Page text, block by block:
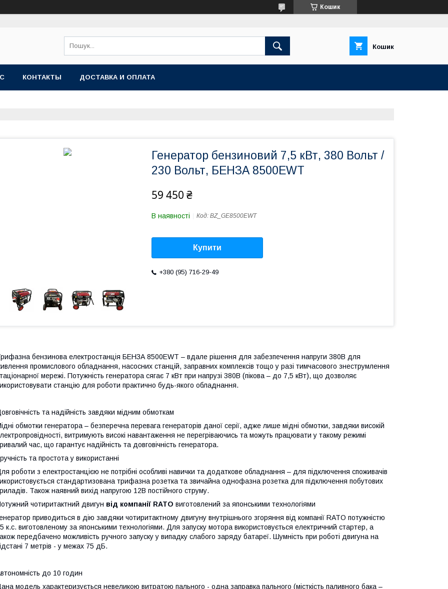
Кошик
Кошик
КОНТАКТЫ ДОСТАВКА И ОПЛАТА
Генератор бензиновий 7,5 кВт, 380 Вольт /
230 Вольт, БЕНЗА 8500EWT
59 450 ₴
В наявності Код: BZ_GE8500EWT
Купити
+380 (95) 716-29-49
бензинова електростанція БЕНЗА 8500EWT – вдале рішення для забезпечення напруги 380В для
промислового обладнання, насосних станцій, заправних комплексів тощо у разі тимчасового знеструмлення
мережі. Потужність генератора сягає 7 кВт при напрузі 380В (пікова – до 7,5 кВт), що дозволяє
станцію для роботи практично будь-якого обладнання.
та надійність завдяки мідним обмоткам
обмотки генератора – безперечна перевага генераторів даної серії, адже лише мідні обмотки, завдяки високій
витримують високі навантаження не перегріваючись та можуть працювати у такому режимі
час, що гарантує надійність та довговічність генератора.
та простота у використанні
роботи з електростанцією не потрібні особливі навички та додаткове обладнання – для підключення споживачів
стандартизована трифазна розетка та звичайна однофазна розетка для підключення побутових
Також наявний вихід напругою 12В постійного струму.
чотиритактний двигун від компанії RATO виготовлений за японськими технологіями
приводиться в дію завдяки чотиритактному двигуну внутрішнього згоряння від компанії RATO потужністю
к.с. виготовленому за японськими технологіями. Для запуску мотора використовується електричний стартер, а
передбачено можливість ручного запуску у випадку слабого заряду батареї. Шумність при роботі двигуна на
7 метрів - у межах 75 дБ.
до 10 годин
модель характеризується невеликою витратою пального - одна заправка пального (місткість паливного бака –